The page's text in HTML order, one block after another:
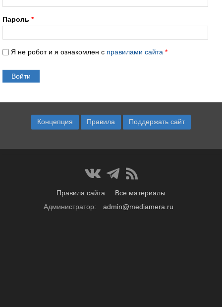
Пароль *
Я не робот и я ознакомлен с правилами сайта *
Концепция Правила Поддержать сайт
Правила сайта
Все материалы
Администратор:
admin@mediamera.ru